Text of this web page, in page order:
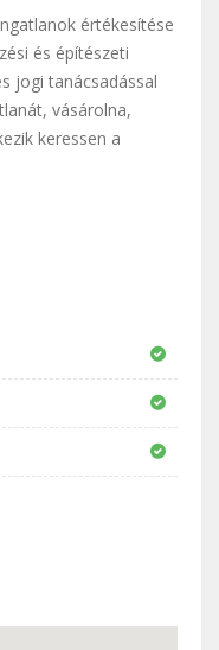
értékesítése
és építészeti
jogi tanácsadással
vásárolna,
keressen a